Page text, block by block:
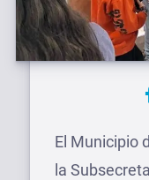
El Municipio
la